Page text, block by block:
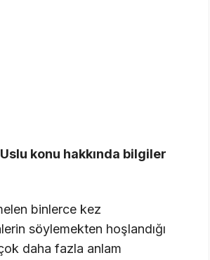
konu hakkında bilgiler
binlerce kez
söylemekten hoşlandığı
daha fazla anlam